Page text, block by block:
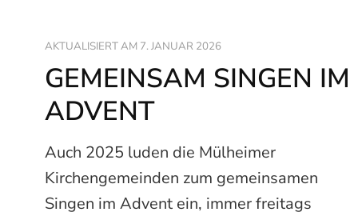
AKTUALISIERT AM 7. JANUAR 2026
GEMEINSAM SINGEN IM
ADVENT
Auch 2025 luden die Mülheimer
Kirchengemeinden zum gemeinsamen
Singen im Advent ein, immer freitags